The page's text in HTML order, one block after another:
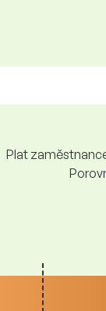
Plat